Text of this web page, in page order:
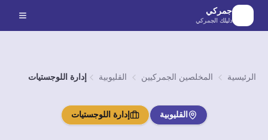
الانتقال إلى المحتوى الرئيسي
جمركي
دليلك الجمركي
الرئيسية المخلصين الجمركيين القليوبية إدارة اللوجستيات
القليوبية إدارة اللوجستيات